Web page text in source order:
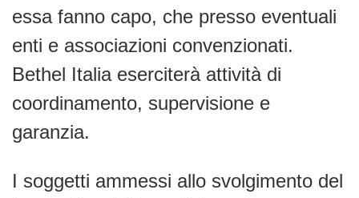
essa fanno capo, che presso eventuali
enti e associazioni convenzionati.
Bethel Italia eserciterà attività di
coordinamento, supervisione e
garanzia.
I soggetti ammessi allo svolgimento del